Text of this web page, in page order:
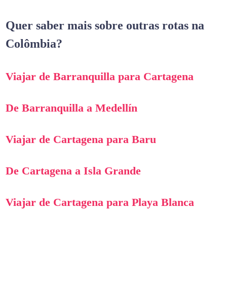
Quer saber mais sobre outras rotas na
Colômbia?
Viajar de Barranquilla para Cartagena
De Barranquilla a Medellín
Viajar de Cartagena para Baru
De Cartagena a Isla Grande
Viajar de Cartagena para Playa Blanca